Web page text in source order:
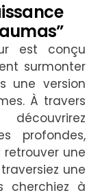
est conçu
surmonter
une version
À travers
profondes,
une
une
cherchiez à